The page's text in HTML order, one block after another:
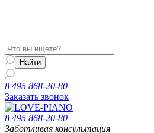
8 495 868-20-80
Заказать звонок
8 495 868-20-80
Заботливая консультация